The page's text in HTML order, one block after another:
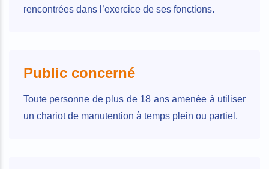
rencontrées dans l’exercice de ses fonctions.
Public concerné
Toute personne de plus de 18 ans amenée à utiliser
un chariot de manutention à temps plein ou partiel.